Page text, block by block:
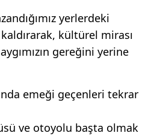
yerlerdeki
kültürel mirası
gereğini yerine
emeği geçenleri tekrar
ve otoyolu başta olmak